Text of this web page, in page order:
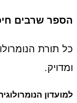
הספר שרבים
כל תורת
ומדויק.
למועדון